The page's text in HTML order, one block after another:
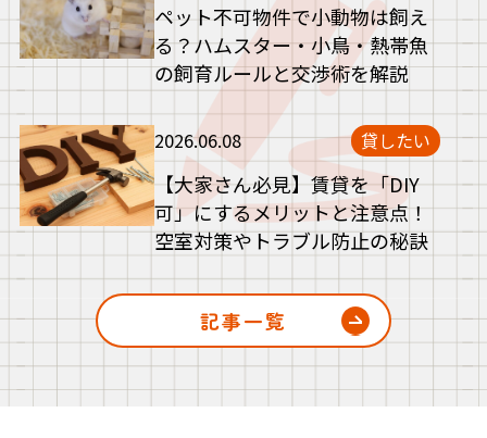
ペット不可物件で小動物は飼え
る？ハムスター・小鳥・熱帯魚
の飼育ルールと交渉術を解説
2026.06.08 貸したい
【大家さん必見】賃貸を「DIY
可」にするメリットと注意点！
空室対策やトラブル防止の秘訣
記事一覧